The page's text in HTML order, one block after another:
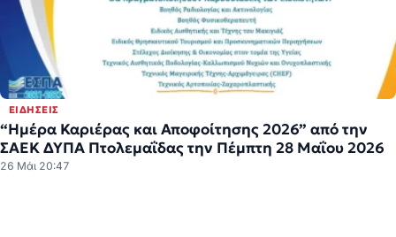
ΕΙΔΉΣΕΙΣ
“Ημέρα Καριέρας και Αποφοίτησης 2026” από την
ΣΑΕΚ ΔΥΠΑ Πτολεμαΐδας την Πέμπτη 28 Μαΐου 2026
26 Μάι 20:47